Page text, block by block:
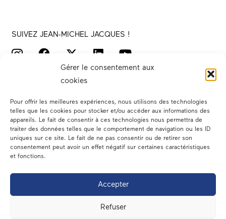
Gérer le consentement aux
cookies
Pour offrir les meilleures expériences, nous utilisons des technologies
telles que les cookies pour stocker et/ou accéder aux informations des
appareils. Le fait de consentir à ces technologies nous permettra de
traiter des données telles que le comportement de navigation ou les ID
uniques sur ce site. Le fait de ne pas consentir ou de retirer son
consentement peut avoir un effet négatif sur certaines caractéristiques
et fonctions.
Accepter
Refuser
SUIVEZ JEAN-MICHEL JACQUES !
Votre député
Dans les médias
En circonscription